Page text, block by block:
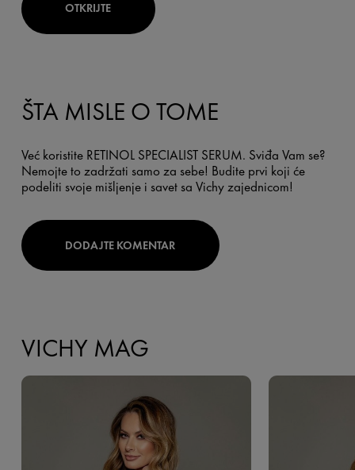
OTKRIJTE
ŠTA MISLE O TOME
Već koristite RETINOL SPECIALIST SERUM. Sviđa Vam se?
Nemojte to zadržati samo za sebe! Budite prvi koji će
podeliti svoje mišljenje i savet sa Vichy zajednicom!
DODAJTE KOMENTAR
VICHY MAG